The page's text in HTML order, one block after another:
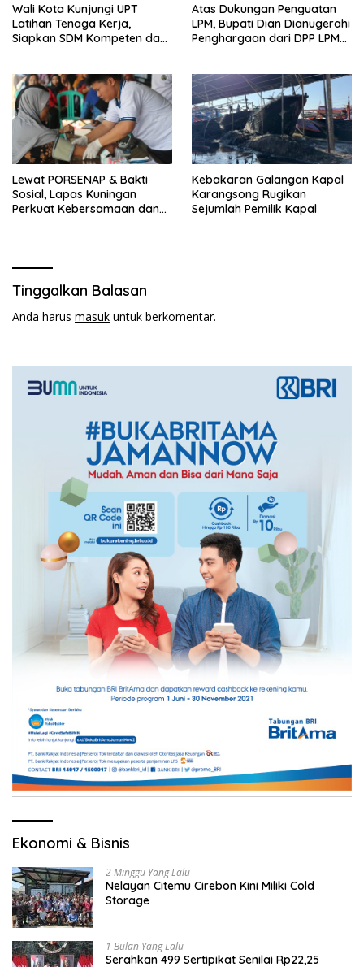
Wali Kota Kunjungi UPT
Latihan Tenaga Kerja,
Siapkan SDM Kompeten dan
Atas Dukungan Penguatan
LPM, Bupati Dian Dianugerahi
Penghargaan dari DPP LPM
Lewat PORSENAP & Bakti
Sosial, Lapas Kuningan
Perkuat Kebersamaan dan
Kebakaran Galangan Kapal
Karangsong Rugikan
Sejumlah Pemilik Kapal
Tinggalkan Balasan
Anda harus masuk untuk berkomentar.
Ekonomi & Bisnis
2 Minggu Yang Lalu
Nelayan Citemu Cirebon Kini Miliki Cold
Storage
1 Bulan Yang Lalu
Serahkan 499 Sertipikat Senilai Rp22,25